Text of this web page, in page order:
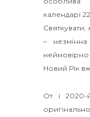
календарі
–
Новий Рік
От і 2020-